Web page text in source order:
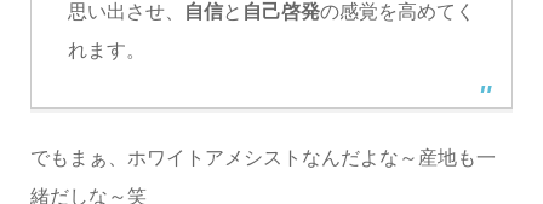
思い出させ、
自信と 自己啓発の感覚を高めてく
れます。
でもまぁ、ホワイトアメシストなんだよな～産地も一
緒だしな～笑